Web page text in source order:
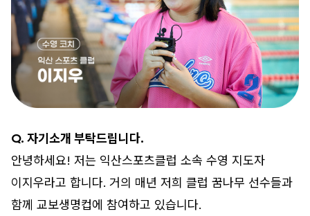
Q. 자기소개 부탁드립니다.
안녕하세요! 저는 익산스포츠클럽 소속 수영 지도자
이지우라고 합니다. 거의 매년 저희 클럽 꿈나무 선수들과
함께 교보생명컵에 참여하고 있습니다.